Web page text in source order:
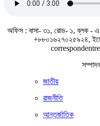
অফিস : বাসা- ৩১, রোড- ১, ব্লক - এ
+৮৮০১৬২৭০২৫৯২৪,
জাতীয়
রাজনীতি
আন্তর্জাতিক